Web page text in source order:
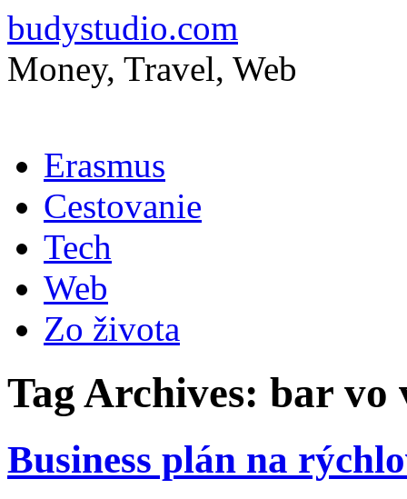
budystudio.com
Money, Travel, Web
to
contentErasmus
Cestovanie
Tech
Web
Zo života
Tag Archives: bar vo
Business plán na